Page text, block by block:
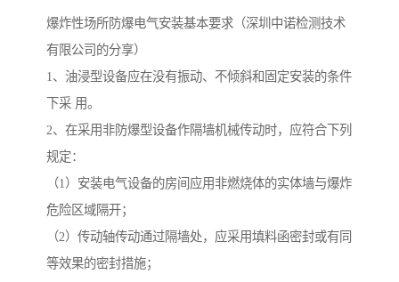
爆炸性场所防爆电气安装基本要求（深圳中诺检测技术
有限公司的分享）
1、油浸型设备应在没有振动、不倾斜和固定安装的条件
下采 用。
2、在采用非防爆型设备作隔墙机械传动时，应符合下列
规定：
（1）安装电气设备的房间应用非燃烧体的实体墙与爆炸
危险区域隔开；
（2）传动轴传动通过隔墙处，应采用填料函密封或有同
等效果的密封措施；